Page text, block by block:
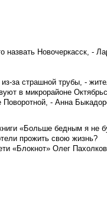
назвать Новочеркасск, -
за страшной трубы, -
в микрорайоне
- Анна
«Больше бедным я не
прожить свою жизнь?
«Блокнот» Олег Пахолков